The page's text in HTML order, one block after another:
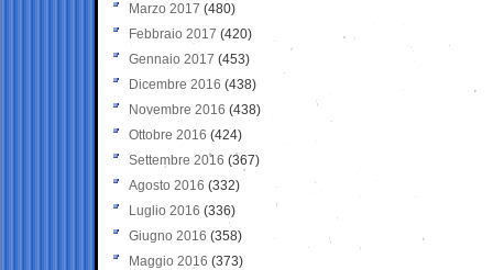
Marzo 2017 (480)
Febbraio 2017 (420)
Gennaio 2017 (453)
Dicembre 2016 (438)
Novembre 2016 (438)
Ottobre 2016 (424)
Settembre 2016 (367)
Agosto 2016 (332)
Luglio 2016 (336)
Giugno 2016 (358)
Maggio 2016 (373)